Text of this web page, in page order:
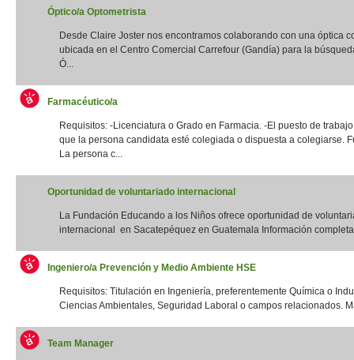
Óptico/a Optometrista
Desde Claire Joster nos encontramos colaborando con una óptica
ubicada en el Centro Comercial Carrefour (Gandía) para la
Ó...
Farmacéutico/a
Requisitos: -Licenciatura o Grado en Farmacia. -El puesto de
que la persona candidata esté colegiada o dispuesta a colegiarse.
La persona c...
Oportunidad de voluntariado internacional
La Fundación Educando a los Niños ofrece oportunidad de
internacional en Sacatepéquez en Guatemala Información
Ingeniero/a Prevención y Medio Ambiente HSE
Requisitos: Titulación en Ingeniería, preferentemente Química o
Ciencias Ambientales, Seguridad Laboral o campos relacionados.
Team Manager